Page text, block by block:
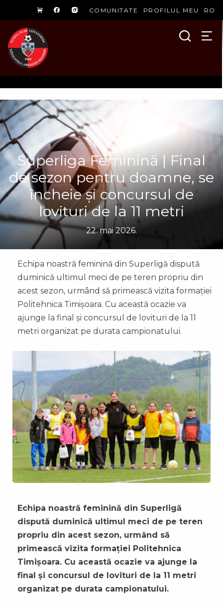
COMUNITATE PROFILUL MEU RO
Superliga Feminină | Final
de sezon pentru doamne, se
încheie și concursul de
lovituri de la 11 metri
22. mai 2026.
Echipa noastră feminină din Superligă dispută
duminică ultimul meci de pe teren propriu din
acest sezon, urmând să primească vizita formației
Politehnica Timișoara. Cu această ocazie va
ajunge la final și concursul de lovituri de la 11
metri organizat pe durata campionatului.
Echipa noastră feminină din Superligă
dispută duminică ultimul meci de pe teren
propriu din acest sezon, urmând să
primească vizita formației Politehnica
Timișoara. Cu această ocazie va ajunge la
final și concursul de lovituri de la 11 metri
organizat pe durata campionatului.